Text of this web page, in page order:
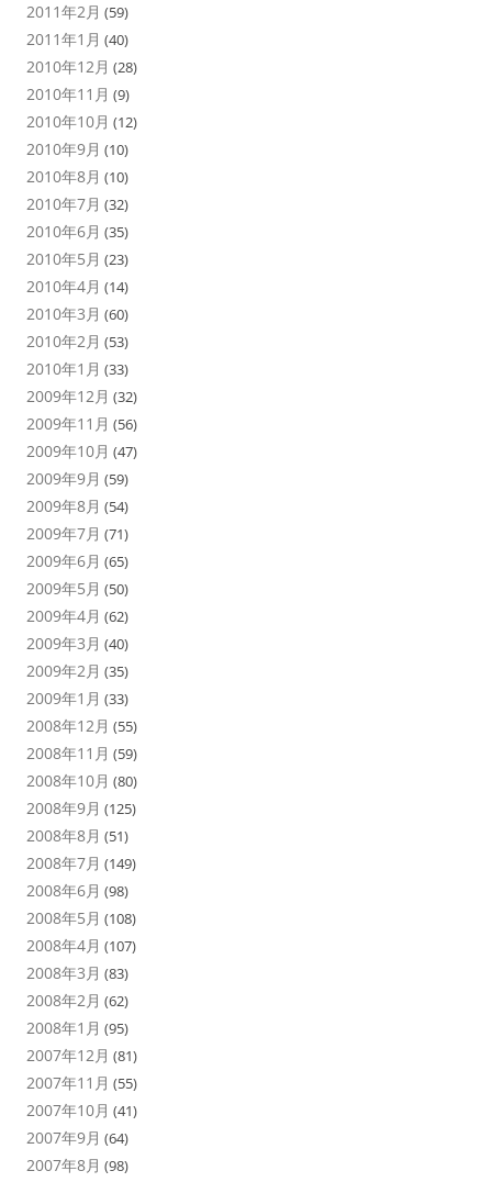
2011年2月 (59)
2011年1月 (40)
2010年12月 (28)
2010年11月 (9)
2010年10月 (12)
2010年9月 (10)
2010年8月 (10)
2010年7月 (32)
2010年6月 (35)
2010年5月 (23)
2010年4月 (14)
2010年3月 (60)
2010年2月 (53)
2010年1月 (33)
2009年12月 (32)
2009年11月 (56)
2009年10月 (47)
2009年9月 (59)
2009年8月 (54)
2009年7月 (71)
2009年6月 (65)
2009年5月 (50)
2009年4月 (62)
2009年3月 (40)
2009年2月 (35)
2009年1月 (33)
2008年12月 (55)
2008年11月 (59)
2008年10月 (80)
2008年9月 (125)
2008年8月 (51)
2008年7月 (149)
2008年6月 (98)
2008年5月 (108)
2008年4月 (107)
2008年3月 (83)
2008年2月 (62)
2008年1月 (95)
2007年12月 (81)
2007年11月 (55)
2007年10月 (41)
2007年9月 (64)
2007年8月 (98)